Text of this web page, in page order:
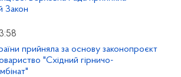
Закон
прийняла за основу законопроєкт
"Східний гірничо-